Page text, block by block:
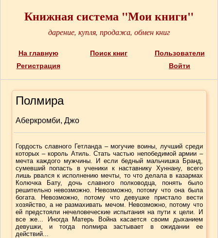
Книжная система "Мои книги"
дарение, купля, продажа, обмен книг
На главную Поиск книг
Пользователи
Регистрация
Войти
Полмира
Аберкромби, Джо
Гордость славного Гетланда – могучие воины, лучший среди
которых – король Атиль. Стать частью непобедимой армии –
мечта каждого мужчины. И если бедный мальчишка Бранд,
сумевший попасть в ученики к наставнику Хуннану, всего
лишь рвался к исполнению мечты, то что делала в казармах
Колючка Бату, дочь славного полководца, понять было
решительно невозможно. Невозможно, потому что она была
богата. Невозможно, потому что девушке пристало вести
хозяйство, а не размахивать мечом. Невозможно, потому что
ей предстояли нечеловеческие испытания на пути к цели. И
все же... Иногда Матерь Война касается своим дыханием
девушки, и тогда полмира застывает в ожидании ее
действий...